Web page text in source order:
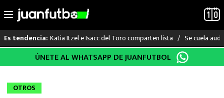
al
Es tendencia: Katia Itzel e Isacc del Toro comparten lista Se cuela
LO ÚLTIMO
LIGA MX
ÚNETE AL WHATSAPP DE JUANFUTBOL
OTROS